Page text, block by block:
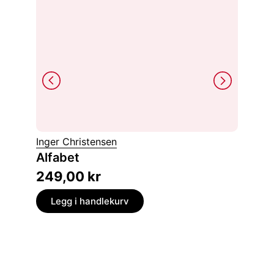
Inger Christensen
Alfabet
249,00 kr
Legg i handlekurv